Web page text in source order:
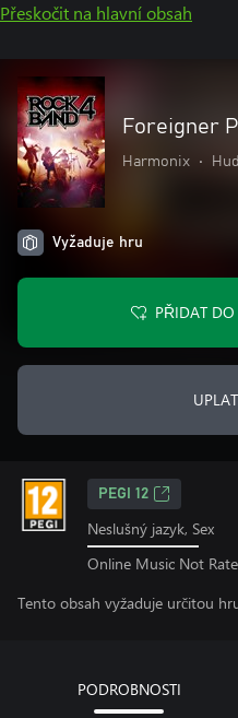
Přeskočit na hlavní obsah
Foreigner
Harmonix •
Vyžaduje hru
PŘIDAT
PEGI 12
Neslušný jazyk, Sex
Online Music Not
Tento obsah vyžaduje určitou
PODROBNOSTI